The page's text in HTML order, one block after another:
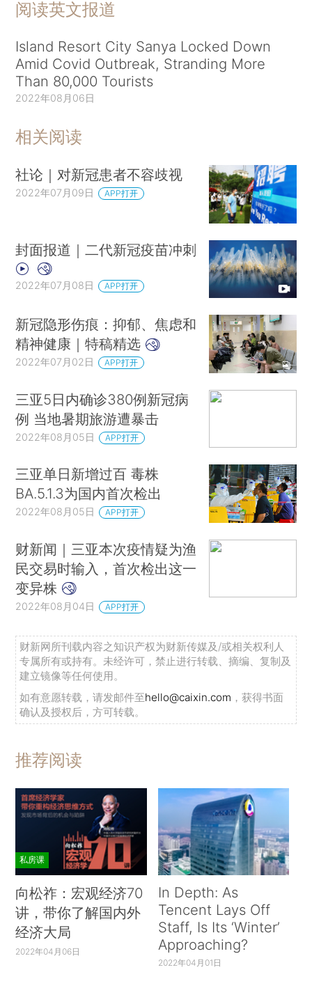
阅读英文报道
Island Resort City Sanya Locked Down
Amid Covid Outbreak, Stranding More
Than 80,000 Tourists
2022年08月06日
相关阅读
社论｜对新冠患者不容歧视
2022年07月09日 APP打开
封面报道｜二代新冠疫苗冲刺
2022年07月08日 APP打开
新冠隐形伤痕：抑郁、焦虑和
精神健康｜特稿精选
2022年07月02日 APP打开
三亚5日内确诊380例新冠病
例 当地暑期旅游遭暴击
2022年08月05日 APP打开
三亚单日新增过百 毒株
BA.5.1.3为国内首次检出
2022年08月05日 APP打开
财新闻｜三亚本次疫情疑为渔
民交易时输入，首次检出这一
变异株
2022年08月04日 APP打开
财新网所刊载内容之知识产权为财新传媒及/或相关权利人
专属所有或持有。未经许可，禁止进行转载、摘编、复制及
建立镜像等任何使用。
如有意愿转载，请发邮件至hello@caixin.com ，获得书面
确认及授权后，方可转载。
推荐阅读
私房课
向松祚：宏观经济70
讲，带你了解国内外
经济大局
2022年04月06日
In Depth: As
Tencent Lays Off
Staff, Is Its ‘Winter’
Approaching?
2022年04月01日